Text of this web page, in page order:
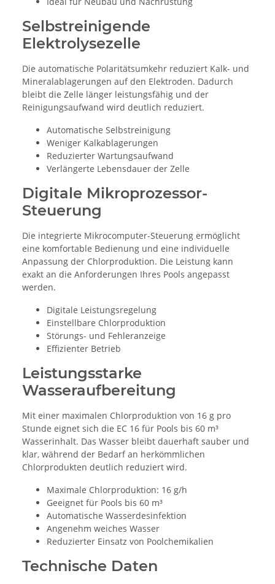
Selbstreinigende
Elektrolysezelle
Die automatische Polaritätsumkehr reduziert Kalk- und
Mineralablagerungen auf den Elektroden. Dadurch
bleibt die Zelle länger leistungsfähig und der
Reinigungsaufwand wird deutlich reduziert.
Automatische Selbstreinigung
Weniger Kalkablagerungen
Reduzierter Wartungsaufwand
Verlängerte Lebensdauer der Zelle
Digitale Mikroprozessor-
Steuerung
Die integrierte Mikrocomputer-Steuerung ermöglicht
eine komfortable Bedienung und eine individuelle
Anpassung der Chlorproduktion. Die Leistung kann
exakt an die Anforderungen Ihres Pools angepasst
werden.
Digitale Leistungsregelung
Einstellbare Chlorproduktion
Störungs- und Fehleranzeige
Effizienter Betrieb
Leistungsstarke
Wasseraufbereitung
Mit einer maximalen Chlorproduktion von 16 g pro
Stunde eignet sich die EC 16 für Pools bis 60 m³
Wasserinhalt. Das Wasser bleibt dauerhaft sauber und
klar, während der Bedarf an herkömmlichen
Chlorprodukten deutlich reduziert wird.
Maximale Chlorproduktion: 16 g/h
Geeignet für Pools bis 60 m³
Automatische Wasserdesinfektion
Angenehm weiches Wasser
Reduzierter Einsatz von Poolchemikalien
Technische Daten